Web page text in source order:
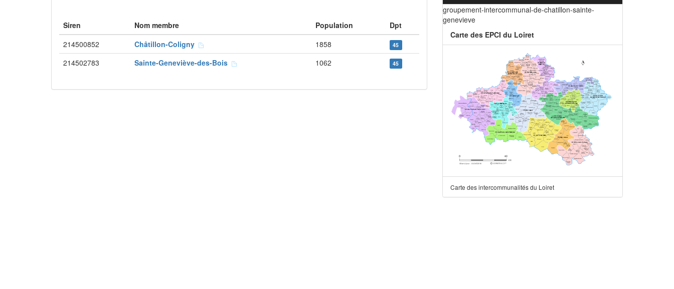
Siren Nom membre Population
Dpt
214500852
Châtillon-Coligny 1858 45
214502783 Sainte-Geneviève-des-Bois 1062 45
groupement-intercommunal-de-chatillon-sainte-
genevieve
Carte des EPCI du Loiret
Carte des intercommunalités du Loiret